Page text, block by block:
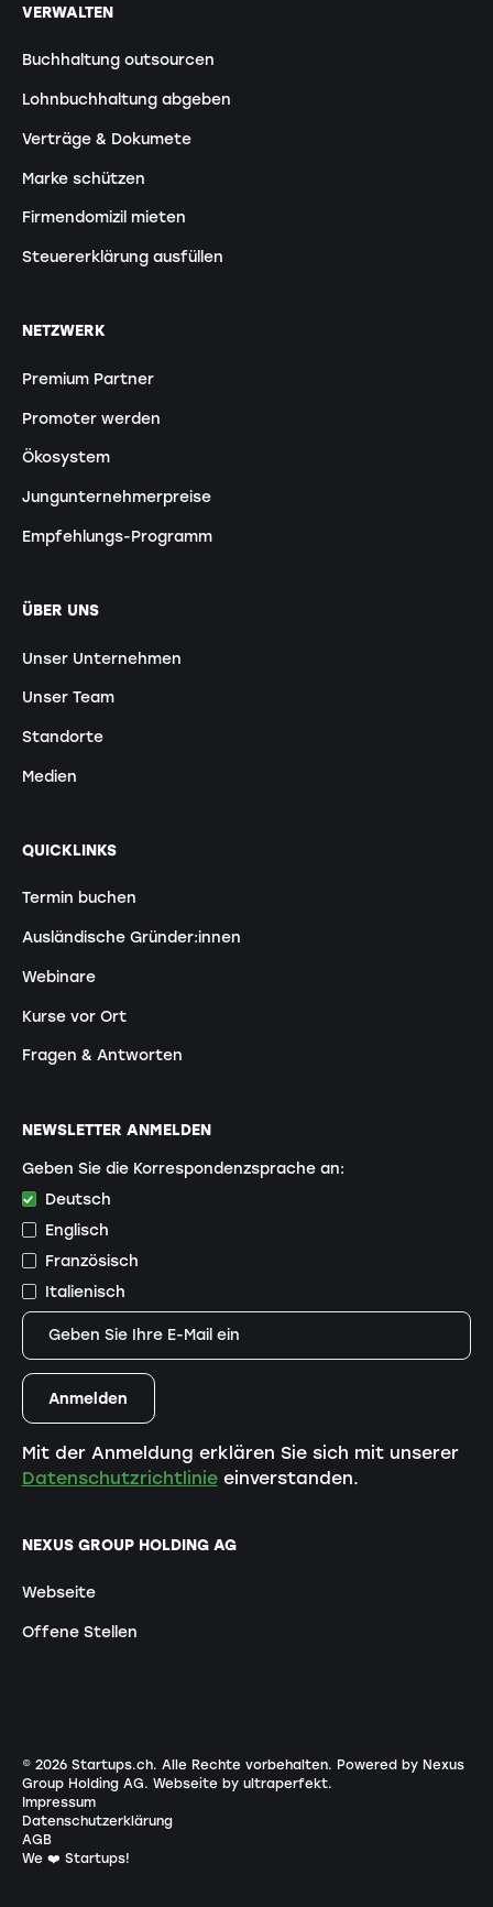
VERWALTEN
Buchhaltung outsourcen
Lohnbuchhaltung abgeben
Verträge & Dokumete
Marke schützen
Firmendomizil mieten
Steuererklärung ausfüllen
NETZWERK
Premium Partner
Promoter werden
Ökosystem
Jungunternehmerpreise
Empfehlungs-Programm
ÜBER UNS
Unser Unternehmen
Unser Team
Standorte
Medien
QUICKLINKS
Termin buchen
Ausländische Gründer:innen
Webinare
Kurse vor Ort
Fragen & Antworten
NEXUS GROUP HOLDING AG
Webseite
Offene Stellen
NEWSLETTER ANMELDEN
Geben Sie die Korrespondenzsprache an:
Deutsch
Englisch
Französisch
Italienisch
Mit der Anmeldung erklären Sie sich mit unserer
Datenschutzrichtlinieeinverstanden.
© 2026Startups.ch. Alle Rechte vorbehalten. Powered by Nexus
Group Holding AG. Webseite by ultraperfekt.
Impressum
Datenschutzerklärung
AGB
We ❤️ Startups!